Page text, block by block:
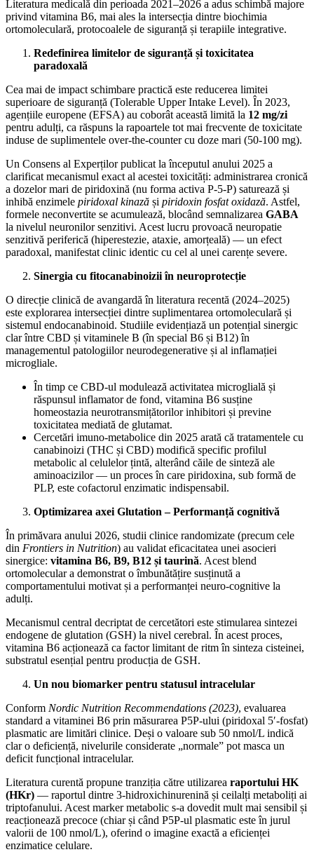
Literatura medicală din perioada 2021–2026 a adus schimbă majore
privind vitamina B6, mai ales la intersecția dintre biochimia
ortomoleculară, protocoalele de siguranță și terapiile integrative.
Redefinirea limitelor de siguranță și toxicitatea
paradoxală
​Cea mai de impact schimbare practică este reducerea limitei
superioare de siguranță (Tolerable Upper Intake Level). În 2023,
agențiile europene (EFSA) au coborât această limită la 12 mg/zi
pentru adulți, ca răspuns la rapoartele tot mai frecvente de toxicitate
induse de suplimentele over-the-counter cu doze mari (50-100 mg).
​Un Consens al Experților publicat la începutul anului 2025 a
clarificat mecanismul exact al acestei toxicități: administrarea cronică
a dozelor mari de piridoxină (nu forma activa P-5-P) saturează și
inhibă enzimele piridoxal kinază și piridoxin fosfat oxidază. Astfel,
formele neconvertite se acumulează, blocând semnalizarea GABA
la nivelul neuronilor senzitivi. Acest lucru provoacă neuropatie
senzitivă periferică (hiperestezie, ataxie, amorțeală) — un efect
paradoxal, manifestat clinic identic cu cel al unei carențe severe.
Sinergia cu fitocanabinoizii în neuroprotecție
​O direcție clinică de avangardă în literatura recentă (2024–2025)
este explorarea intersecției dintre suplimentarea ortomoleculară și
sistemul endocanabinoid. Studiile evidențiază un potențial sinergic
clar între CBD și vitaminele B (în special B6 și B12) în
managementul patologiilor neurodegenerative și al inflamației
microgliale.
​În timp ce CBD-ul modulează activitatea microglială și
răspunsul inflamator de fond, vitamina B6 susține
homeostazia neurotransmițătorilor inhibitori și previne
toxicitatea mediată de glutamat.
​Cercetări imuno-metabolice din 2025 arată că tratamentele cu
canabinoizi (THC și CBD) modifică specific profilul
metabolic al celulelor țintă, alterând căile de sinteză ale
aminoacizilor — un proces în care piridoxina, sub formă de
PLP, este cofactorul enzimatic indispensabil.
Optimizarea axei Glutation – Performanță cognitivă
​În primăvara anului 2026, studii clinice randomizate (precum cele
din Frontiers in Nutrition) au validat eficacitatea unei asocieri
sinergice: vitamina B6, B9, B12 și taurină. Acest blend
ortomolecular a demonstrat o îmbunătățire susținută a
comportamentului motivat și a performanței neuro-cognitive la
adulți.
​Mecanismul central decriptat de cercetători este stimularea sintezei
endogene de glutation (GSH) la nivel cerebral. În acest proces,
vitamina B6 acționează ca factor limitant de ritm în sinteza cisteinei,
substratul esențial pentru producția de GSH.
Un nou biomarker pentru statusul intracelular
​Conform Nordic Nutrition Recommendations (2023), evaluarea
standard a vitaminei B6 prin măsurarea P5P-ului (piridoxal 5′-fosfat)
plasmatic are limitări clinice. Deși o valoare sub 50 nmol/L indică
clar o deficiență, nivelurile considerate „normale” pot masca un
deficit funcțional intracelular.
​Literatura curentă propune tranziția către utilizarea raportului HK
(HKr) — raportul dintre 3-hidroxichinurenină și ceilalți metaboliți ai
triptofanului. Acest marker metabolic s-a dovedit mult mai sensibil și
reacționează precoce (chiar și când P5P-ul plasmatic este în jurul
valorii de 100 nmol/L), oferind o imagine exactă a eficienței
enzimatice celulare.